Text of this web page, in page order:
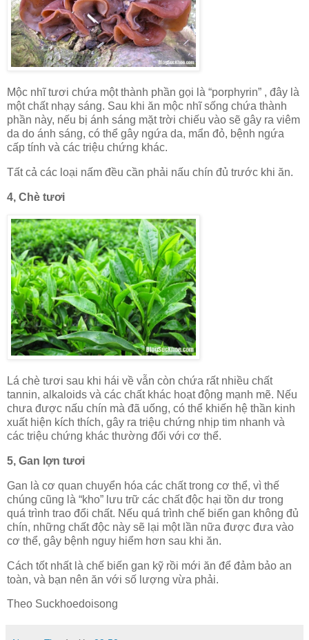
Mộc nhĩ tươi chứa một thành phần gọi là “porphyrin” , đây là
một chất nhạy sáng. Sau khi ăn mộc nhĩ sống chứa thành
phần này, nếu bị ánh sáng mặt trời chiếu vào sẽ gây ra viêm
da do ánh sáng, có thể gây ngứa da, mẩn đỏ, bệnh ngứa
cấp tính và các triệu chứng khác.
Tất cả các loại nấm đều cần phải nấu chín đủ trước khi ăn.
4, Chè tươi
Lá chè tươi sau khi hái về vẫn còn chứa rất nhiều chất
tannin, alkaloids và các chất khác hoạt động mạnh mẽ. Nếu
chưa được nấu chín mà đã uống, có thể khiến hệ thần kinh
xuất hiện kích thích, gây ra triệu chứng nhịp tim nhanh và
các triệu chứng khác thường đối với cơ thể.
5, Gan lợn tươi
Gan là cơ quan chuyển hóa các chất trong cơ thể, vì thế
chúng cũng là “kho” lưu trữ các chất độc hại tồn dư trong
quá trình trao đổi chất. Nếu quá trình chế biến gan không đủ
chín, những chất độc này sẽ lại một lần nữa được đưa vào
cơ thể, gây bệnh nguy hiểm hơn sau khi ăn.
Cách tốt nhất là chế biến gan kỹ rồi mới ăn để đảm bảo an
toàn, và bạn nên ăn với số lượng vừa phải.
Theo Suckhoedoisong